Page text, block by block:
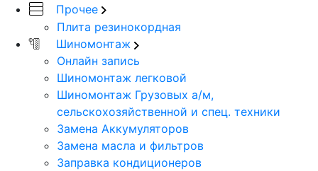
Прочее
Плита резинокордная
Шиномонтаж
Онлайн запись
Шиномонтаж легковой
Шиномонтаж Грузовых а/м,
сельскохозяйственной и спец. техники
Замена Аккумуляторов
Замена масла и фильтров
Заправка кондиционеров